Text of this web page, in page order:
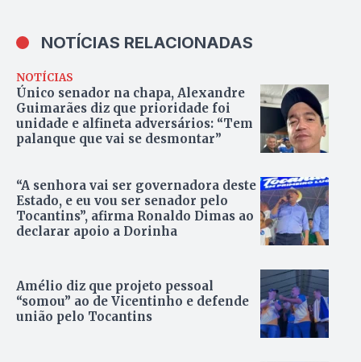
NOTÍCIAS RELACIONADAS
NOTÍCIAS
Único senador na chapa, Alexandre
Guimarães diz que prioridade foi
unidade e alfineta adversários: “Tem
palanque que vai se desmontar”
“A senhora vai ser governadora deste
Estado, e eu vou ser senador pelo
Tocantins”, afirma Ronaldo Dimas ao
declarar apoio a Dorinha
Amélio diz que projeto pessoal
“somou” ao de Vicentinho e defende
união pelo Tocantins